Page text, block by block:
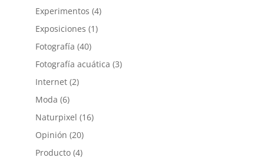
Experimentos (4)
Exposiciones (1)
Fotografía (40)
Fotografía acuática (3)
Internet(2)
Moda (6)
Naturpixel (16)
Opinión (20)
Producto(4)